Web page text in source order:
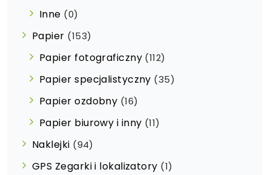
Inne (0)
Papier (153)
Papier fotograficzny (112)
Papier specjalistyczny (35)
Papier ozdobny (16)
Papier biurowy i inny (11)
Naklejki (94)
GPS Zegarki i lokalizatory (1)